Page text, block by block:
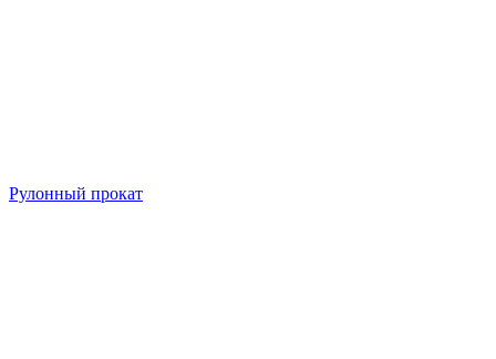
Рулонный прокат